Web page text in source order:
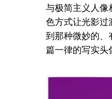
与极简主义人像
色方式让光影过
到那种微妙的、
篇一律的写实头